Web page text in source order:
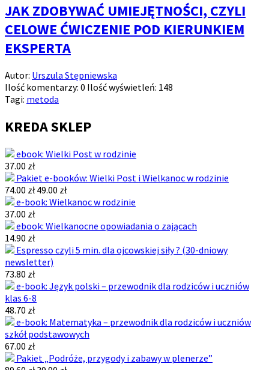
JAK ZDOBYWAĆ UMIEJĘTNOŚCI, CZYLI
CELOWE ĆWICZENIE POD KIERUNKIEM
EKSPERTA
Autor: Urszula Stępniewska
Ilość komentarzy: 0 Ilość wyświetleń: 148
Tagi: metoda
KREDA SKLEP
ebook: Wielki Post w rodzinie
37.00 zł
Pakiet e-booków: Wielki Post i Wielkanoc w rodzinie
74.00 zł 49.00 zł
e-book: Wielkanoc w rodzinie
37.00 zł
ebook: Wielkanocne opowiadania o zającach
14.90 zł
Espresso czyli 5 min. dla ojcowskiej siły ? (30-dniowy
newsletter)
73.80 zł
e-book: Język polski – przewodnik dla rodziców i uczniów
klas 6-8
48.70 zł
e-book: Matematyka – przewodnik dla rodziców i uczniów
szkół podstawowych
67.00 zł
Pakiet „Podróże, przygody i zabawy w plenerze”